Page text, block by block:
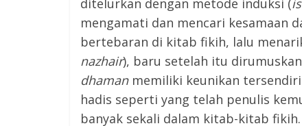
ditelurkan dengan metode induksi (
mengamati dan mencari kesamaan
bertebaran di kitab fikih, lalu
nazhair), baru setelah itu
dhamanmemiliki keunikan
hadis seperti yang telah penulis
banyak sekali dalam kitab-kitab